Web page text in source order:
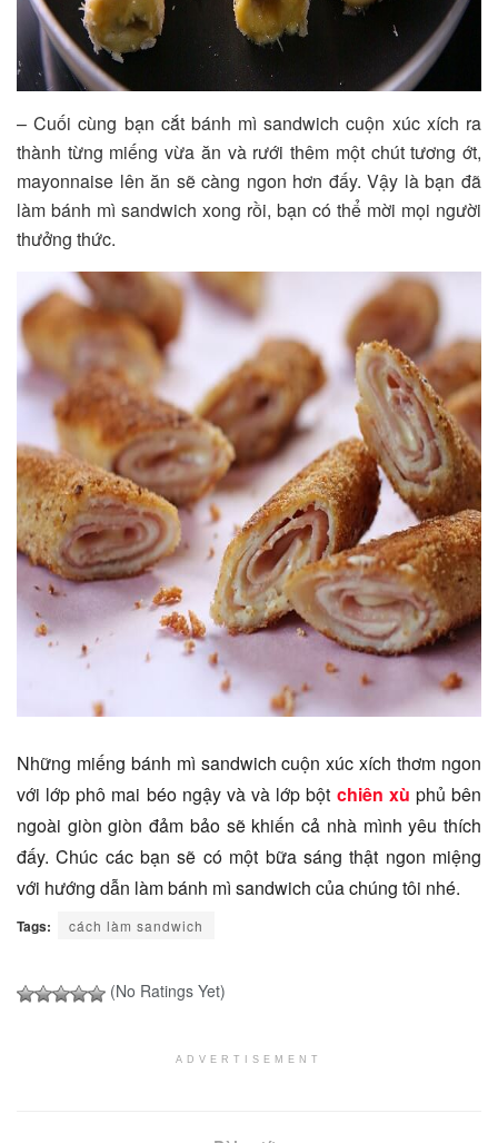
– Cuối cùng bạn cắt bánh mì sandwich cuộn xúc xích ra
thành từng miếng vừa ăn và rưới thêm một chút tương ớt,
mayonnaise lên ăn sẽ càng ngon hơn đấy. Vậy là bạn đã
làm bánh mì sandwich xong rồi, bạn có thể mời mọi người
thưởng thức.
Những miếng bánh mì sandwich cuộn xúc xích thơm ngon
với lớp phô mai béo ngậy và và lớp bột chiên xù phủ bên
ngoài giòn giòn đảm bảo sẽ khiến cả nhà mình yêu thích
đấy. Chúc các bạn sẽ có một bữa sáng thật ngon miệng
với hướng dẫn làm bánh mì sandwich của chúng tôi nhé.
Tags: cách làm sandwich
(No Ratings Yet)
ADVERTISEMENT